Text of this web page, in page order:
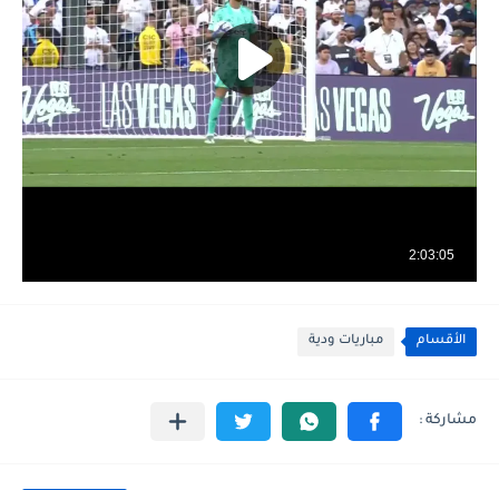
الأقسام مباريات ودية